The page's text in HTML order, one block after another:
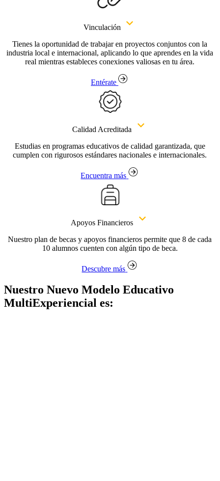
Vinculación
Tienes la oportunidad de trabajar en proyectos conjuntos con la
industria local e internacional, aplicando lo que aprendes en la vida
real mientras estableces conexiones valiosas en tu área.
Entérate
Calidad Acreditada
Estudias en programas educativos de calidad garantizada, que
cumplen con rigurosos estándares nacionales e internacionales.
Encuentra más
Apoyos Financieros
Nuestro plan de becas y apoyos financieros permite que 8 de cada
10 alumnos cuenten con algún tipo de beca.
Descubre más
Nuestro Nuevo Modelo Educativo
MultiExperiencial es: